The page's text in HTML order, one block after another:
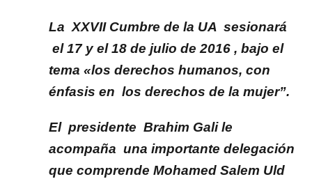
La XXVII Cumbre de la UA sesionará
el 17 y el 18 de julio de 2016 , bajo el
tema «los derechos humanos, con
énfasis en los derechos de la mujer”.
El presidente Brahim Gali le
acompaña una importante delegación
que comprende Mohamed Salem Uld